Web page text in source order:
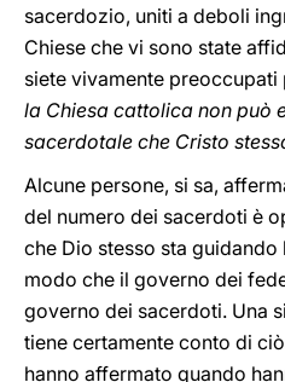
sacerdozio, uniti a deboli
Chiese che vi sono state
siete vivamente preoccupati
la Chiesa cattolica non può
sacerdotale che Cristo
Alcune persone, si sa,
del numero dei sacerdoti è
che Dio stesso sta
modo che il governo dei
governo dei sacerdoti. Una
tiene certamente conto di
hanno affermato quando